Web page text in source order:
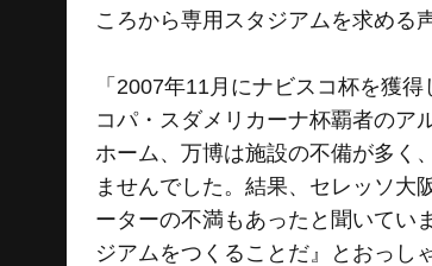
ころから専用スタジアムを求める
「2007年11月にナビスコ杯を獲
コパ・スダメリカーナ杯覇者のア
ホーム、万博は施設の不備が多く
ませんでした。結果、セレッソ大
ーターの不満もあったと聞いてい
ジアムをつくることだ』とおっし